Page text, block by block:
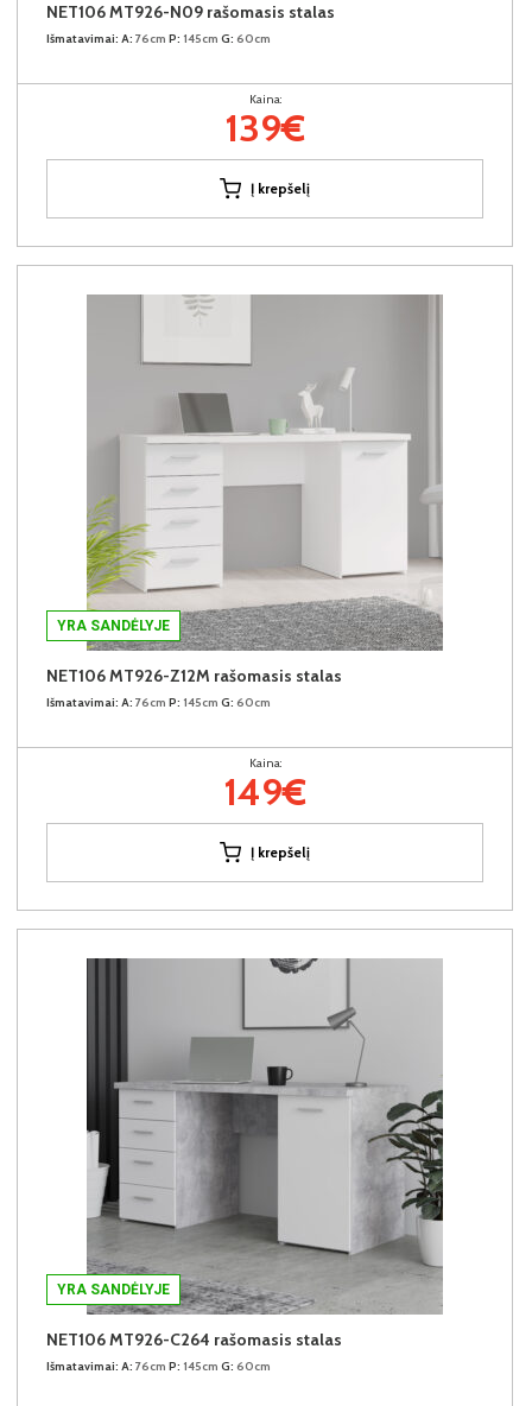
NET106 MT926-N09 rašomasis stalas
Išmatavimai: A: 76cm P: 145cm G: 60cm
Kaina:
139€
Į krepšelį
YRA SANDĖLYJE
NET106 MT926-Z12M rašomasis stalas
Išmatavimai: A: 76cm P: 145cm G: 60cm
Kaina:
149€
Į krepšelį
YRA SANDĖLYJE
NET106 MT926-C264 rašomasis stalas
Išmatavimai: A: 76cm P: 145cm G: 60cm